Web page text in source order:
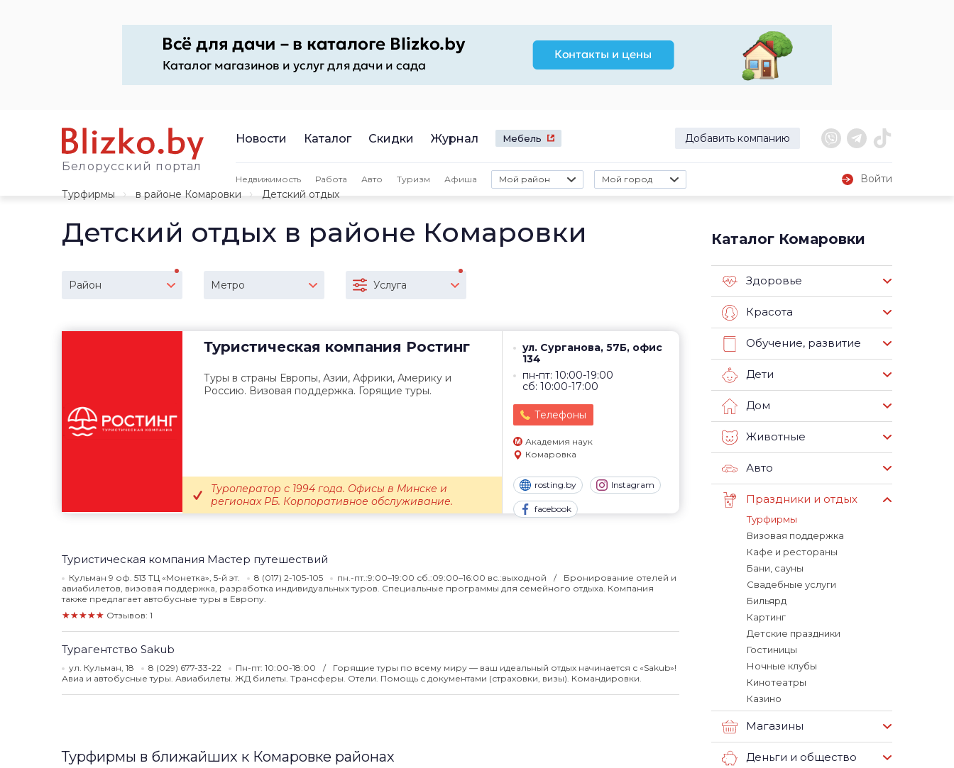
Белорусский портал
Новости Каталог Скидки Журнал Мебель Добавить компанию
Недвижимость Работа Авто Туризм Афиша Мой район Мой город
Войти
Турфирмы
в районе Комаровки Детский отдых
Детский отдых в районе Комаровки
Район Метро Услуга
Туристическая компания Ростинг
ул. Сурганова, 57Б, офис
134
пн-пт: 10:00-19:00
сб: 10:00-17:00
Телефоны
Академия наук
Комаровка
rosting.by Instagram
facebook
Туры в страны Европы, Азии, Африки, Америку и
Россию. Визовая поддержка. Горящие туры.
Туроператор с 1994 года. Офисы в Минске и
регионах РБ. Корпоративное обслуживание.
Туристическая компания Мастер путешествий
Кульман 9 оф. 513 ТЦ «Монетка», 5-й эт. 8 (017) 2-105-105 пн.-пт.:9:00–19:00 сб.:09:00–16:00 вс.:выходной
Бронирование отелей и
авиабилетов, визовая поддержка, разработка индивидуальных туров. Специальные программы для семейного отдыха. Компания
также предлагает автобусные туры в Европу.
★★★★★ Отзывов: 1
Турагентство Sakub
ул. Кульман, 18 8 (029) 677-33-22 Пн-пт: 10:00-18:00
Горящие туры по всему миру — ваш идеальный отдых начинается с «Sakub»!
Авиа и автобусные туры. Авиабилеты. ЖД билеты. Трансферы. Отели. Помощь с документами (страховки, визы). Командировки.
Турфирмы в ближайших к Комаровке районах
Каталог Комаровки
Здоровье
Красота
Обучение, развитие
Дети
Дом
Животные
Авто
Праздники и отдых
Турфирмы
Визовая поддержка
Кафе и рестораны
Бани, сауны
Свадебные услуги
Бильярд
Картинг
Детские праздники
Гостиницы
Ночные клубы
Кинотеатры
Казино
Магазины
Деньги и общество